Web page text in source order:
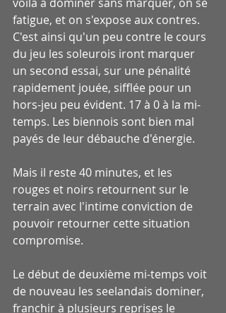
fatigue, et on s'expose aux contres.
C'est ainsi qu'un peu contre le cours
du jeu les soleurois iront marquer
un second essai, sur une pénalité
rapidement jouée, sifflée pour un
hors-jeu peu évident. 17 à 0 à la mi-
temps. Les biennois sont bien mal
payés de leur débauche d'énergie.
Mais il reste 40 minutes, et les
rouges et noirs retournent sur le
terrain avec l'intime conviction de
pouvoir retourner cette situation
compromise.
Le début de deuxième mi-temps voit
de nouveau les seelandais dominer,
franchir à plusieurs reprises le